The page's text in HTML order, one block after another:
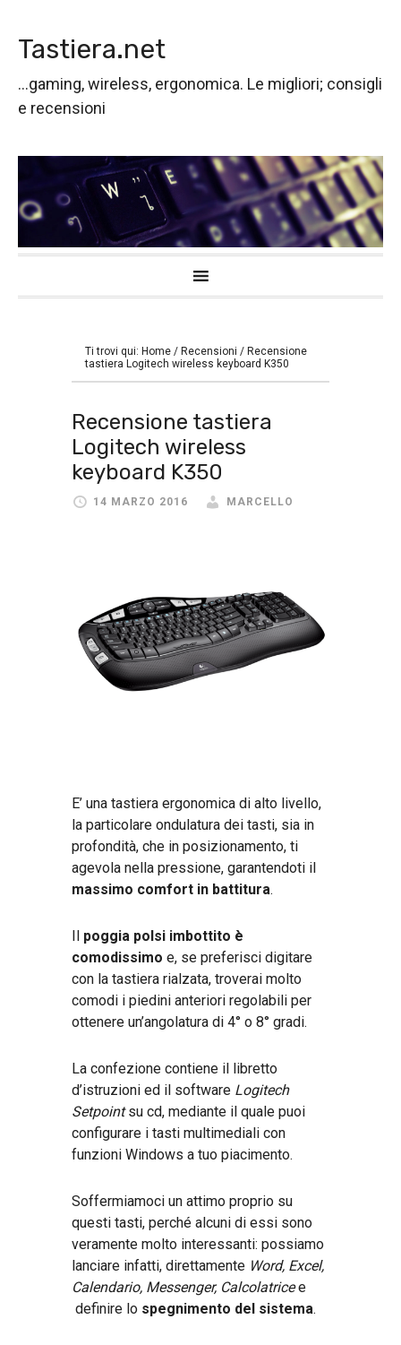
navigazione
primaria
contenuto
principale
barra
laterale
primaria
Tastiera.net
...gaming, wireless, ergonomica. Le migliori; consigli
e recensioni
Ti trovi qui: Home / Recensioni / Recensione
tastiera Logitech wireless keyboard K350
Recensione tastiera
Logitech wireless
keyboard K350
14 MARZO 2016 MARCELLO
E’ una tastiera ergonomica di alto livello,
la particolare ondulatura dei tasti, sia in
profondità, che in posizionamento, ti
agevola nella pressione, garantendoti il
massimo comfort in battitura.
Il poggia polsi imbottito è
comodissimo e, se preferisci digitare
con la tastiera rialzata, troverai molto
comodi i piedini anteriori regolabili per
ottenere un’angolatura di 4° o 8° gradi.
La confezione contiene il libretto
d’istruzioni ed il software Logitech
Setpointsu cd, mediante il quale puoi
configurare i tasti multimediali con
funzioni Windows a tuo piacimento.
Soffermiamoci un attimo proprio su
questi tasti, perché alcuni di essi sono
veramente molto interessanti: possiamo
lanciare infatti, direttamente Word, Excel,
Calendario, Messenger, Calcolatricee
definire lo spegnimento del sistema.